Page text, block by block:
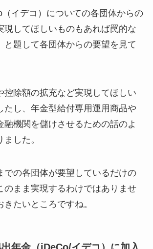
イデコ）についての各団体からの
現してほしいものもあれば罠的な
と題して各団体からの要望を見て
控除額の拡充など実現してほしい
たし、年金型給付専用運用商品や
融機関を儲けさせるための話のよ
した。
での各団体が要望しているだけの
のまま実現するわけではありませ
たいところですね。